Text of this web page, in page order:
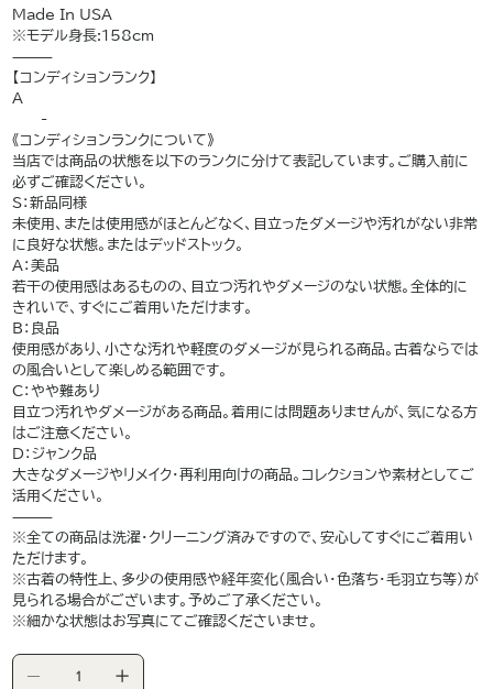
Made In USA
※モデル身長:158cm
⸻
【コンディションランク】
A
——-
《コンディションランクについて》
当店では商品の状態を以下のランクに分けて表記しています。ご購入前に
必ずご確認ください。
S：新品同様
未使用、または使用感がほとんどなく、目立ったダメージや汚れがない非常
に良好な状態。またはデッドストック。
A：美品
若干の使用感はあるものの、目立つ汚れやダメージのない状態。全体的に
きれいで、すぐにご着用いただけます。
B：良品
使用感があり、小さな汚れや軽度のダメージが見られる商品。古着ならでは
の風合いとして楽しめる範囲です。
C：やや難あり
目立つ汚れやダメージがある商品。着用には問題ありませんが、気になる方
はご注意ください。
D：ジャンク品
大きなダメージやリメイク・再利用向けの商品。コレクションや素材としてご
活用ください。
⸻
※全ての商品は洗濯・クリーニング済みですので、安心してすぐにご着用い
ただけます。
※古着の特性上、多少の使用感や経年変化（風合い・色落ち・毛羽立ち等）が
見られる場合がございます。予めご了承ください。
※細かな状態はお写真にてご確認くださいませ。